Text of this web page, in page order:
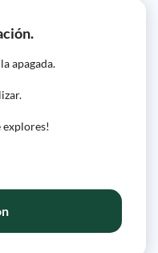
apagada.
explores!